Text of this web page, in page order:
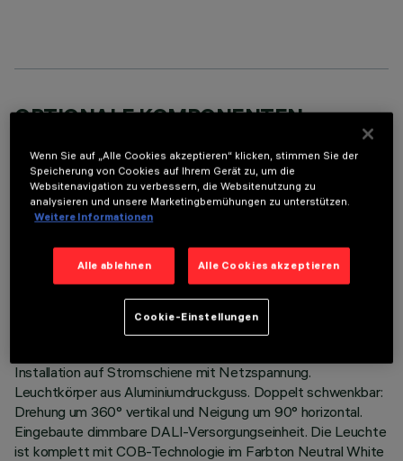
OPTIONALE KOMPONENTEN
TECHNISCHE DATEN
LETZTES UPDATE: 06.08.2026
Installation auf Stromschiene mit Netzspannung.
Leuchtkörper aus Aluminiumdruckguss. Doppelt schwenkbar:
Drehung um 360° vertikal und Neigung um 90° horizontal.
Eingebaute dimmbare DALI-Versorgungseinheit. Die Leuchte
ist komplett mit COB-Technologie im Farbton Neutral White
Wenn Sie auf „Alle Cookies akzeptieren“ klicken, stimmen Sie der
Speicherung von Cookies auf Ihrem Gerät zu, um die
Websitenavigation zu verbessern, die Websitenutzung zu
analysieren und unsere Marketingbemühungen zu unterstützen.
Weitere Informationen
Alle ablehnen Alle Cookies akzeptieren
Cookie-Einstellungen